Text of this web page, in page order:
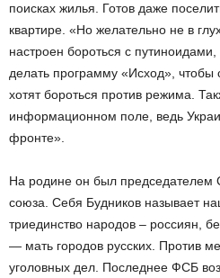
поисках жилья. Готов даже
квартире. «Но желательно не в
настроен бороться с
делать программу «Исход», чтобы
хотят бороться против режима.
информационном поле, ведь
фронте».
На родине он был председателем
союза. Себя Будников называет
триединство народов – россиян,
— мать городов русских. Против
уголовных дел. Последнее ФСБ